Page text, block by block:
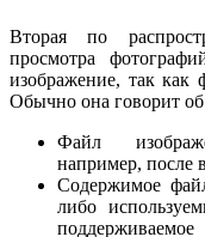
Вторая по
просмотра
изображение, так
Обычно она говорит
Файл
например, после
Содержимое
либо